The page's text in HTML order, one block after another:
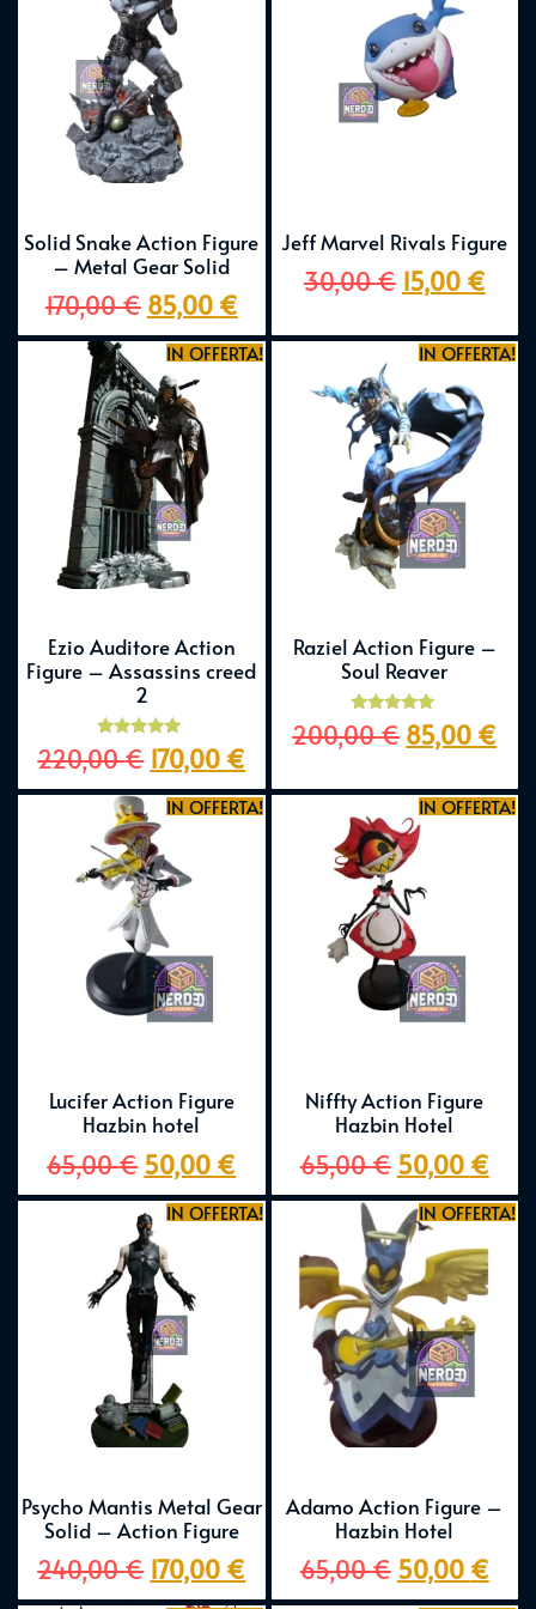
Solid Snake Action Figure
– Metal Gear Solid
170,00€ 85,00 €
Jeff Marvel Rivals Figure
30,00€ 15,00 €
IN OFFERTA!
Ezio Auditore Action
Figure – Assassins creed
2
Valutato
5.00
220,00€ 170,00 €
IN OFFERTA!
Raziel Action Figure –
Soul Reaver
Valutato
5.00
200,00€ 85,00 €
IN OFFERTA!
Lucifer Action Figure
Hazbin hotel
65,00€ 50,00 €
IN OFFERTA!
Niffty Action Figure
Hazbin Hotel
65,00€ 50,00 €
IN OFFERTA!
Psycho Mantis Metal Gear
Solid – Action Figure
240,00€ 170,00 €
IN OFFERTA!
Adamo Action Figure –
Hazbin Hotel
65,00€ 50,00 €